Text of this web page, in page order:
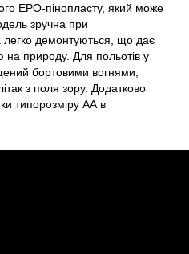
EPO-пінопласту, який може
зручна при
легко демонтуються, що дає
на природу. Для польотів у
бортовими вогнями,
з поля зору. Додатково
типорозміру АА в